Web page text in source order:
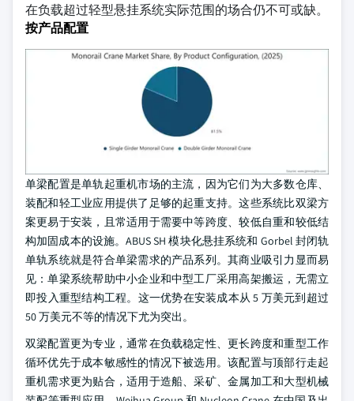
在负载超过轻型悬挂系统实际范围的场合仍不可或缺。
按产品配置
单梁配置是单轨起重机市场的主流，因为它们为大多数仓库、
装配和轻工业应用提供了足够的起重支持。这些系统比双梁方
案更易于安装，且常适用于需要中等跨度、较低自重和较低结
构加固成本的设施。ABUS SH 模块化悬挂系统和 Gorbel 封闭轨
单轨系统就是符合单梁需求的产品系列。其商业吸引力显而易
见：单梁系统帮助中小企业和中型工厂采用高架搬运，无需立
即投入重型结构工程。这一优势在安装成本从 5 万美元到超过
50 万美元不等的情况下尤为突出。
双梁配置更为专业，通常在负载稳定性、更长跨度和重型工作
循环优先于成本敏感性的情况下被选用。该配置与顶部行走起
重机需求更为贴合，适用于造船、采矿、金属加工和大型机械